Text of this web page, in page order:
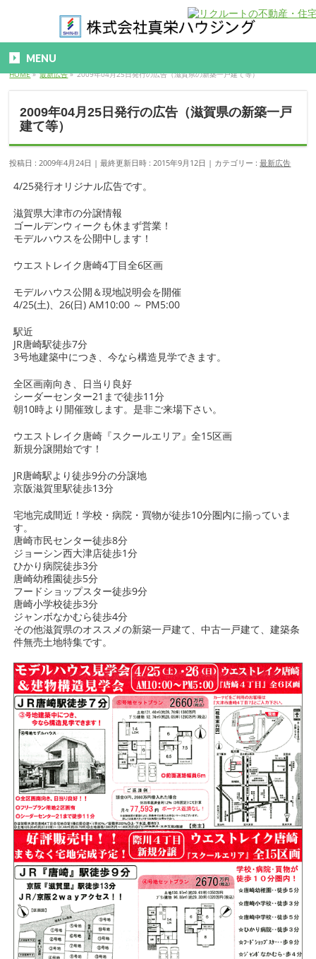
MENU
HOME» 最新広告» 2009年04月25日発行の広告（滋賀県の新築一戸建て等）
2009年04月25日発行の広告（滋賀県の新築一戸
建て等）
投稿日 : 2009年4月24日 最終更新日時 : 2015年9月12日 カテゴリー :最新広告
4/25発行オリジナル広告です。
滋賀県大津市の分譲情報
ゴールデンウィークも休まず営業！
モデルハウスを公開中します！
ウエストレイク唐崎4丁目全6区画
モデルハウス公開＆現地説明会を開催
4/25(土)、26(日) AM10:00 ～ PM5:00
駅近
JR唐崎駅徒歩7分
3号地建築中につき、今なら構造見学できます。
全区画南向き、日当り良好
シーダーセンター21まで徒歩11分
朝10時より開催致します。是非ご来場下さい。
ウエストレイク唐崎『スクールエリア』全15区画
新規分譲開始です！
JR唐崎駅より徒歩9分の分譲地
京阪滋賀里駅徒歩13分
宅地完成間近！学校・病院・買物が徒歩10分圏内に揃っていま
す。
唐崎市民センター徒歩8分
ジョーシン西大津店徒歩1分
ひかり病院徒歩3分
唐崎幼稚園徒歩5分
フードショップスター徒歩9分
唐崎小学校徒歩3分
ジャンボなかむら徒歩4分
その他滋賀県のオススメの新築一戸建て、中古一戸建て、建築条
件無売土地特集です。